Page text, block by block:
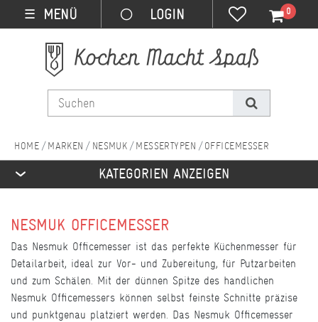
☰ MENÜ 0
MARKEN NESMUK MESSERTYPEN OFFICEMESSER
KATEGORIEN ANZEIGEN
NESMUK OFFICEMESSER
Das Nesmuk Officemesser ist das perfekte Küchenmesser für
Detailarbeit, ideal zur Vor- und Zubereitung, für Putzarbeiten
und zum Schälen. Mit der dünnen Spitze des handlichen
Nesmuk Officemessers können selbst feinste Schnitte präzise
und punktgenau platziert werden. Das Nesmuk Officemesser